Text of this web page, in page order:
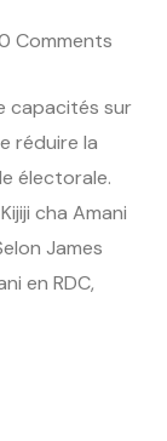
Comments
capacités sur
réduire la
électorale.
cha Amani
James
en RDC,